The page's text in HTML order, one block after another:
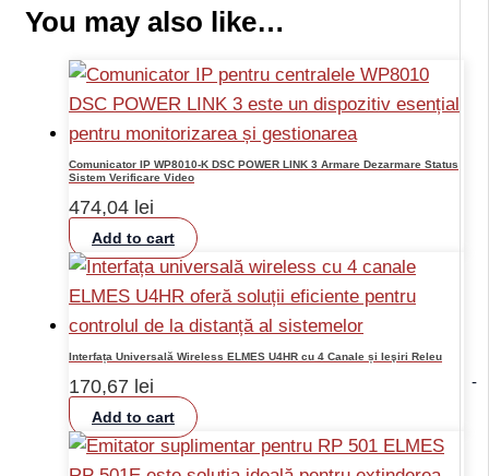
-
You may also like…
Comunicator IP WP8010-K DSC POWER LINK 3 Armare Dezarmare Status
Sistem Verificare Video
474,04 lei
Add to cart
Interfața Universală Wireless ELMES U4HR cu 4 Canale și Ieşiri Releu
170,67 lei
Add to cart